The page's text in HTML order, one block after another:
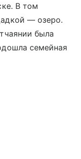
В том
— озеро.
была
семейная